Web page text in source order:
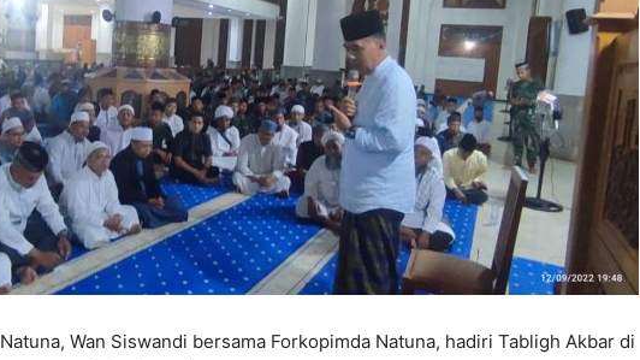
Wan Siswandi bersama Forkopimda Natuna, hadiri Tabligh Akbar di